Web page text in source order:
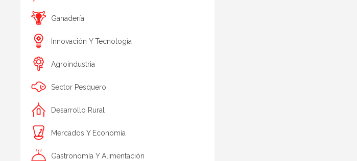
Ganadería
Innovación Y Tecnología
Agroindustria
Sector Pesquero
Desarrollo Rural
Mercados Y Economía
Gastronomía Y Alimentación